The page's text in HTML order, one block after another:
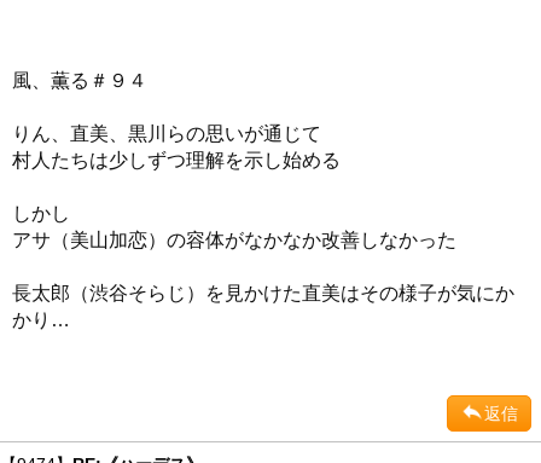
風、薫る＃９４
りん、直美、黒川らの思いが通じて
村人たちは少しずつ理解を示し始める
しかし
アサ（美山加恋）の容体がなかなか改善しなかった
長太郎（渋谷そらじ）を見かけた直美はその様子が気にか
かり…
返信